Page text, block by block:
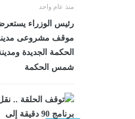
منذ عام واحد
رئيس الوزراء
موقف مشروعى
الحكمة الجديدة
شمس الحكمة